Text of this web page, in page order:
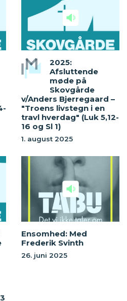
2025:
Afsluttende
møde på
Skovgårde
v/Anders Bjerregaard –
"Troens livstegn i en
travl hverdag" (Luk 5,12-
16 og Sl 1)
1. august 2025
Ensomhed: Med
Frederik Svinth
26. juni 2025